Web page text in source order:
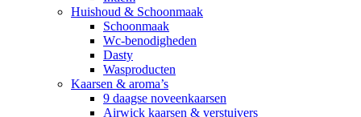
Huishoud & Schoonmaak
Schoonmaak
Wc-benodigheden
Dasty
Wasproducten
Kaarsen & aroma’s
9 daagse noveenkaarsen
Airwick kaarsen & verstuivers